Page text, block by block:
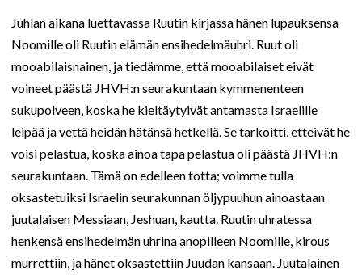
Juhlan aikana luettavassa Ruutin kirjassa hänen lupauksensa
Noomille oli Ruutin elämän ensihedelmäuhri. Ruut oli
mooabilaisnainen, ja tiedämme, että mooabilaiset eivät
voineet päästä JHVH:n seurakuntaan kymmenenteen
sukupolveen, koska he kieltäytyivät antamasta Israelille
leipää ja vettä heidän hätänsä hetkellä. Se tarkoitti, etteivät he
voisi pelastua, koska ainoa tapa pelastua oli päästä JHVH:n
seurakuntaan. Tämä on edelleen totta; voimme tulla
oksastetuiksi Israelin seurakunnan öljypuuhun ainoastaan
juutalaisen Messiaan, Jeshuan, kautta. Ruutin uhratessa
henkensä ensihedelmän uhrina anopilleen Noomille, kirous
murrettiin, ja hänet oksastettiin Juudan kansaan. Juutalainen